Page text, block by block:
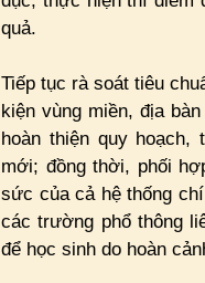
quả.
Tiếp tục rà soát tiêu
kiện vùng miền, địa
hoàn thiện quy
mới; đồng thời, phối
sức của cả hệ thống
các trường phổ thông
để học sinh do hoàn